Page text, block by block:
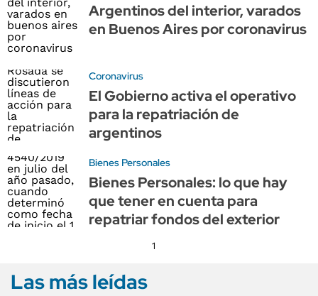
Argentinos del interior, varados
en Buenos Aires por coronavirus
Coronavirus
El Gobierno activa el operativo
para la repatriación de
argentinos
Bienes Personales
Bienes Personales: lo que hay
que tener en cuenta para
repatriar fondos del exterior
1
Las más leídas